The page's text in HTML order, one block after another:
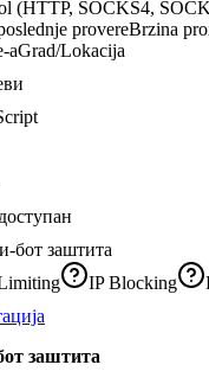
(HTTP, SOCKS4,
provereBrzina
aGrad/Lokacija
бот заштита
IP Blocking
заштита